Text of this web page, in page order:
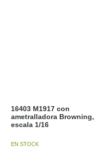
16403 M1917 con
ametralladora Browning,
escala 1/16
EN STOCK